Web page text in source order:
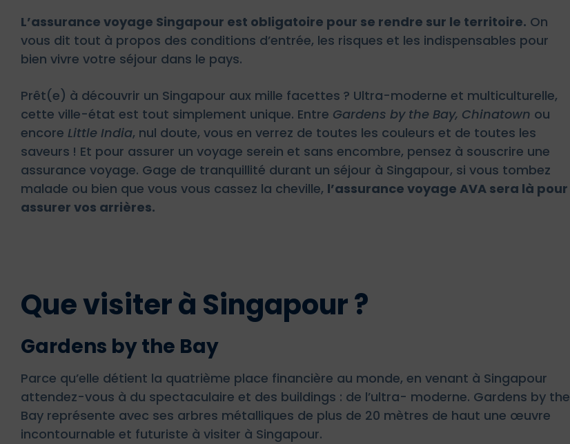
L’assurance voyage Singapour est obligatoire pour se rendre sur le territoire. On
vous dit tout à propos des conditions d’entrée, les risques et les indispensables pour
bien vivre votre séjour dans le pays.
Prêt(e) à découvrir un Singapour aux mille facettes ? Ultra-moderne et multiculturelle,
cette ville-état est tout simplement unique. Entre Gardens by the Bay, Chinatown ou
encore Little India, nul doute, vous en verrez de toutes les couleurs et de toutes les
saveurs ! Et pour assurer un voyage serein et sans encombre, pensez à souscrire une
assurance voyage. Gage de tranquillité durant un séjour à Singapour, si vous tombez
malade ou bien que vous vous cassez la cheville, l’assurance voyage AVA sera là pour
assurer vos arrières.
Que visiter à Singapour ?
Gardens by the Bay
Parce qu’elle détient la quatrième place financière au monde, en venant à Singapour
attendez-vous à du spectaculaire et des buildings : de l’ultra- moderne. Gardens by the
Bay représente avec ses arbres métalliques de plus de 20 mètres de haut une œuvre
incontournable et futuriste à visiter à Singapour.